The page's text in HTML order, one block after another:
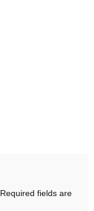
Required fields are